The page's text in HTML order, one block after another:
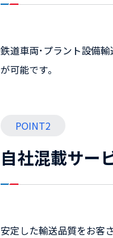
鉄道車両･プラント設備
が可能です｡
POINT2
自社混載サー
安定した輸送品質をお客